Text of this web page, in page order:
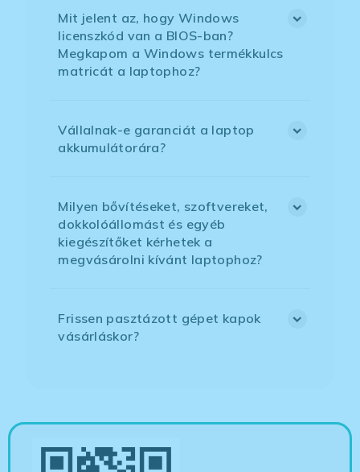
Mit jelent az, hogy Windows
licenszkód van a BIOS-ban?
Megkapom a Windows termékkulcs
matricát a laptophoz?
Vállalnak-e garanciát a laptop
akkumulátorára?
Milyen bővítéseket, szoftvereket,
dokkolóállomást és egyéb
kiegészítőket kérhetek a
megvásárolni kívánt laptophoz?
Frissen pasztázott gépet kapok
vásárláskor?